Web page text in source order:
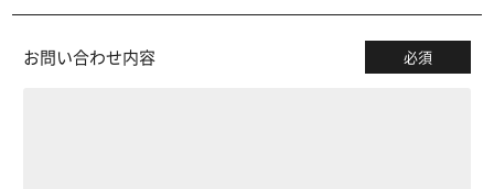
お問い合わせ内容 必須